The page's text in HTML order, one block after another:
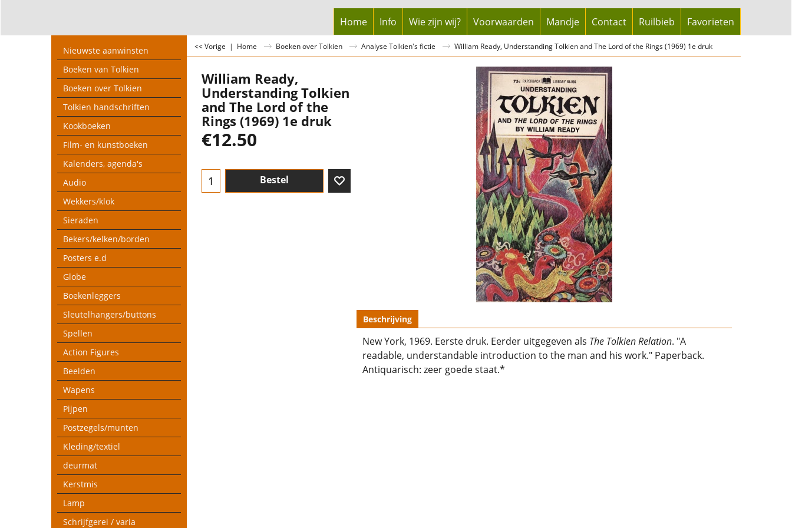
Home Info Wie zijn wij? Voorwaarden Mandje Contact Ruilbieb Favorieten
Nieuwste aanwinsten
Boeken van Tolkien
Boeken over Tolkien
Tolkien handschriften
Kookboeken
Film- en kunstboeken
Kalenders, agenda's
Audio
Wekkers/klok
Sieraden
Bekers/kelken/borden
Posters e.d
Globe
Boekenleggers
Sleutelhangers/buttons
Spellen
Action Figures
Beelden
Wapens
Pijpen
Postzegels/munten
Kleding/textiel
deurmat
Kerstmis
Lamp
Schrijfgerei / varia
<< Vorige | Home Boeken over Tolkien Analyse Tolkien's fictie William Ready, Understanding Tolkien and The Lord of the Rings (1969) 1e druk
William Ready,
Understanding Tolkien
and The Lord of the
Rings (1969) 1e druk
€12.50
Bestel
Beschrijving
New York, 1969. Eerste druk. Eerder uitgegeven als The Tolkien Relation. "A
readable, understandable introduction to the man and his work." Paperback.
Antiquarisch: zeer goede staat.*